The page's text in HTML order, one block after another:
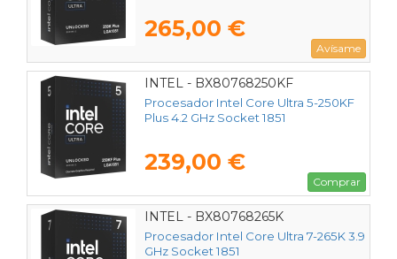
265,00 €
Avísame
INTEL - BX80768250KF
Procesador Intel Core Ultra 5-250KF
Plus 4.2 GHz Socket 1851
239,00 €
Comprar
INTEL - BX80768265K
Procesador Intel Core Ultra 7-265K 3.9
GHz Socket 1851